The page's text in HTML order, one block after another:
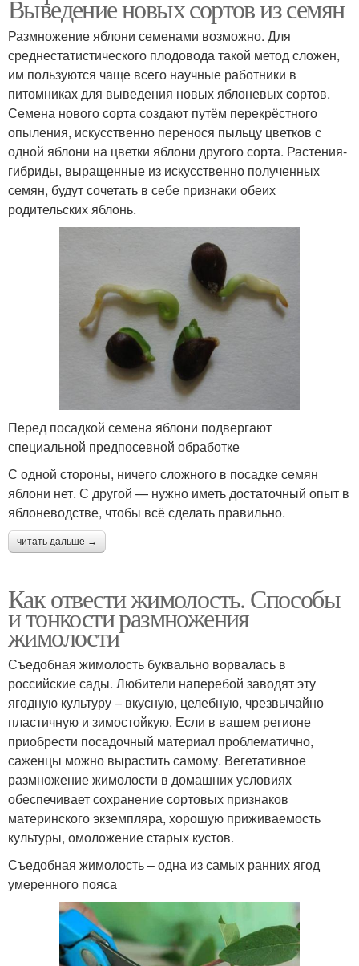
Выведение новых сортов из семян
Размножение яблони семенами возможно. Для
среднестатистического плодовода такой метод сложен,
им пользуются чаще всего научные работники в
питомниках для выведения новых яблоневых сортов.
Семена нового сорта создают путём перекрёстного
опыления, искусственно перенося пыльцу цветков с
одной яблони на цветки яблони другого сорта. Растения-
гибриды, выращенные из искусственно полученных
семян, будут сочетать в себе признаки обеих
родительских яблонь.
Перед посадкой семена яблони подвергают
специальной предпосевной обработке
С одной стороны, ничего сложного в посадке семян
яблони нет. С другой — нужно иметь достаточный опыт в
яблоневодстве, чтобы всё сделать правильно.
читать дальше →
Как отвести жимолость. Способы
и тонкости размножения
жимолости
Съедобная жимолость буквально ворвалась в
российские сады. Любители наперебой заводят эту
ягодную культуру – вкусную, целебную, чрезвычайно
пластичную и зимостойкую. Если в вашем регионе
приобрести посадочный материал проблематично,
саженцы можно вырастить самому. Вегетативное
размножение жимолости в домашних условиях
обеспечивает сохранение сортовых признаков
материнского экземпляра, хорошую приживаемость
культуры, омоложение старых кустов.
Съедобная жимолость – одна из самых ранних ягод
умеренного пояса